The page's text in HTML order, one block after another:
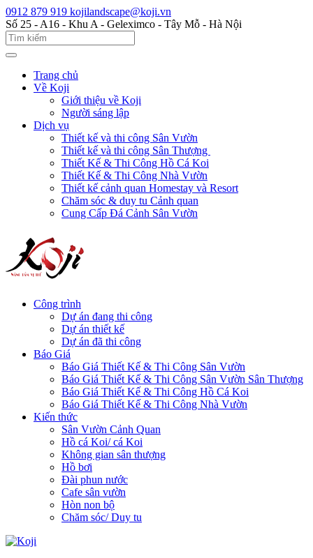
0912 879 919 kojilandscape@koji.vn
Số 25 - A16 - Khu A - Geleximco - Tây Mỗ - Hà Nội
Trang chủ
Về Koji
Giới thiệu về Koji
Người sáng lập
Dịch vụ
Thiết kế và thi công Sân Vườn
Thiết kế và thi công Sân Thượng
Thiết Kế & Thi Công Hồ Cá Koi
Thiết Kế & Thi Công Nhà Vườn
Thiết kế cảnh quan Homestay và Resort
Chăm sóc & duy tu Cảnh quan
Cung Cấp Đá Cảnh Sân Vườn
Công trình
Dự án đang thi công
Dự án thiết kế
Dự án đã thi công
Báo Giá
Báo Giá Thiết Kế & Thi Công Sân Vườn
Báo Giá Thiết Kế & Thi Công Sân Vườn Sân Thượng
Báo Giá Thiết Kế & Thi Công Hồ Cá Koi
Báo Giá Thiết Kế & Thi Công Nhà Vườn
Kiến thức
Sân Vườn Cảnh Quan
Hồ cá Koi/ cá Koi
Không gian sân thượng
Hồ bơi
Đài phun nước
Cafe sân vườn
Hòn non bộ
Chăm sóc/ Duy tu